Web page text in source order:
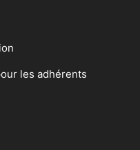
les adhérents